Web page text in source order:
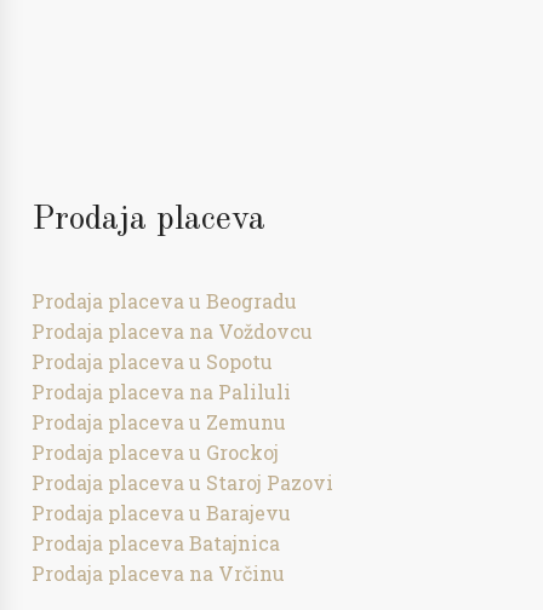
Prodaja placeva
Prodaja placeva u Beogradu
Prodaja placeva na Voždovcu
Prodaja placeva u Sopotu
Prodaja placeva na Paliluli
Prodaja placeva u Zemunu
Prodaja placeva u Grockoj
Prodaja placeva u Staroj Pazovi
Prodaja placeva u Barajevu
Prodaja placeva Batajnica
Prodaja placeva na Vrčinu